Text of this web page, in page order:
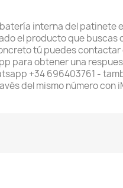
interna del patinete
el producto que buscas
tú puedes contactar
para obtener una
+34 696403761 -
del mismo número con